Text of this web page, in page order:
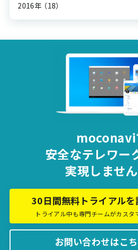
2016年 （18）
moconavi
安全なテレワー
実現しませ
30日間無料トライアルを
トライアル中も専門チームがカスタ
お問い合わせはこ